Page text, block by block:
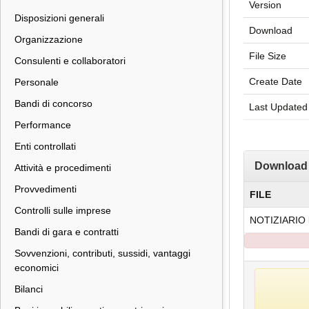
Disposizioni generali
Organizzazione
Consulenti e collaboratori
Personale
Bandi di concorso
Performance
Enti controllati
Attività e procedimenti
Provvedimenti
Controlli sulle imprese
Bandi di gara e contratti
Sovvenzioni, contributi, sussidi, vantaggi
economici
Bilanci
Version
Download
File Size
Create Date
Last Updated
Download
FILE
NOTIZIARIO